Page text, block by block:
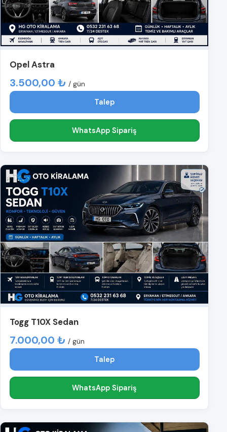
Opel Astra
3.500,00 ₺ / gün
Talep
WhatsApp Sipariş
Togg T10X Sedan
7.000,00 ₺ / gün
Talep
WhatsApp Sipariş